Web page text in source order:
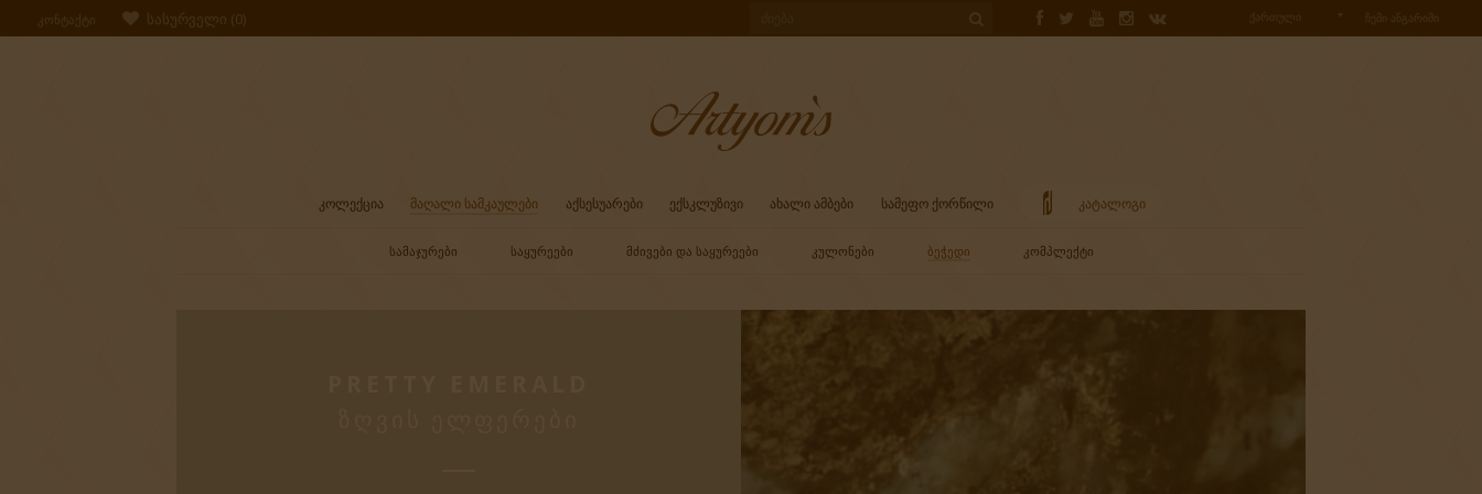
ᲙᲝᲜᲢᲐᲥᲢᲘ სასურველი (0)
ᲙᲝᲚᲔᲥᲪᲘᲐ ᲛᲐᲦᲐᲚᲘ ᲡᲐᲛᲙᲐᲣᲚᲔᲑᲘ
ᲡᲐᲛᲐᲯᲣᲠᲔᲑᲘ ᲡᲐᲧᲣᲠᲔᲔᲑᲘ ᲛᲫᲘᲕᲔᲑᲘ ᲓᲐ ᲡᲐᲧᲣᲠᲔᲔᲑᲘ ᲙᲣᲚᲝᲜᲔᲑᲘ ᲑᲔᲭᲔᲓᲘ ᲙᲝᲛᲞᲚᲔᲥᲢᲘ
ᲐᲥᲡᲔᲡᲣᲐᲠᲔᲑᲘ ᲔᲥᲡᲙᲚᲣᲖᲘᲕᲘ ᲐᲮᲐᲚᲘ ᲐᲛᲑᲔᲑᲘ ᲡᲐᲛᲔᲤᲝ ᲥᲝᲠᲬᲘᲚᲘ ᲙᲐᲢᲐᲚᲝᲒᲘ